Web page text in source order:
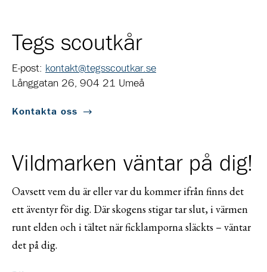
Tegs scoutkår
E-post: kontakt@tegsscoutkar.se
Långgatan 26, 904 21 Umeå
Kontakta oss
Vildmarken väntar på dig!
Oavsett vem du är eller var du kommer ifrån finns det
ett äventyr för dig. Där skogens stigar tar slut, i värmen
runt elden och i tältet när ficklamporna släckts – väntar
det på dig.